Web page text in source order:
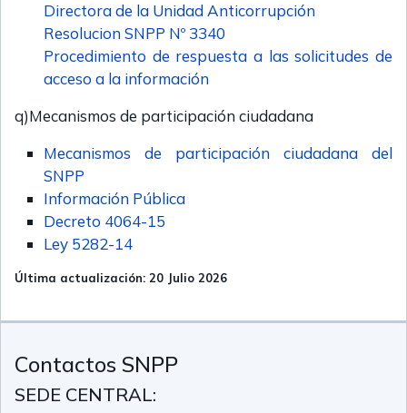
Directora de la Unidad Anticorrupción
Resolucion SNPP Nº 3340
Procedimiento de respuesta a las solicitudes de
acceso a la información
q)Mecanismos de participación ciudadana
Mecanismos de participación ciudadana del
SNPP
Información Pública
Decreto 4064-15
Ley 5282-14
Última actualización: 20 Julio 2026
Contactos SNPP
SEDE CENTRAL: